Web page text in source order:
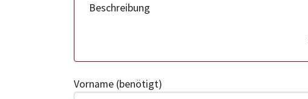
Beschreibung
Vorname (benötigt)